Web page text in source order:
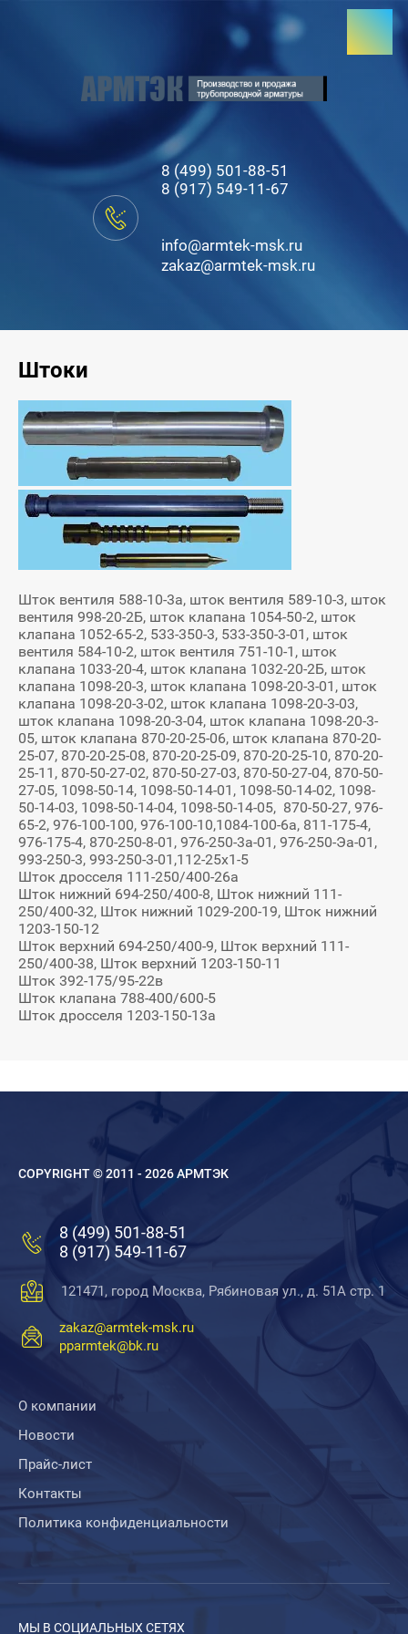
8 (499) 501-88-51
8 (917) 549-11-67
info@armtek-msk.ru
zakaz@armtek-msk.ru
Штоки
Шток вентиля 588-10-3а, шток вентиля 589-10-3, шток
вентиля 998-20-2Б, шток клапана 1054-50-2, шток
клапана 1052-65-2, 533-350-3, 533-350-3-01, шток
вентиля 584-10-2, шток вентиля 751-10-1, шток
клапана 1033-20-4, шток клапана 1032-20-2Б, шток
клапана 1098-20-3, шток клапана 1098-20-3-01, шток
клапана 1098-20-3-02, шток клапана 1098-20-3-03,
шток клапана 1098-20-3-04, шток клапана 1098-20-3-
05, шток клапана 870-20-25-06, шток клапана 870-20-
25-07, 870-20-25-08, 870-20-25-09, 870-20-25-10, 870-20-
25-11, 870-50-27-02, 870-50-27-03, 870-50-27-04, 870-50-
27-05, 1098-50-14, 1098-50-14-01, 1098-50-14-02, 1098-
50-14-03, 1098-50-14-04, 1098-50-14-05, 870-50-27, 976-
65-2, 976-100-100, 976-100-10,1084-100-6а, 811-175-4,
976-175-4, 870-250-8-01, 976-250-3а-01, 976-250-Эа-01,
993-250-3, 993-250-3-01,112-25х1-5
Шток дросселя 111-250/400-26а
Шток нижний 694-250/400-8, Шток нижний 111-
250/400-32, Шток нижний 1029-200-19, Шток нижний
1203-150-12
Шток верхний 694-250/400-9, Шток верхний 111-
250/400-38, Шток верхний 1203-150-11
Шток 392-175/95-22в
Шток клапана 788-400/600-5
Шток дросселя 1203-150-13а
COPYRIGHT © 2011 - 2026 АРМТЭК
8 (499) 501-88-51
8 (917) 549-11-67
121471, город Москва, Рябиновая ул., д. 51А стр. 1
zakaz@armtek-msk.ru
pparmtek@bk.ru
О компании
Новости
Прайс-лист
Контакты
Политика конфиденциальности
МЫ В СОЦИАЛЬНЫХ СЕТЯХ